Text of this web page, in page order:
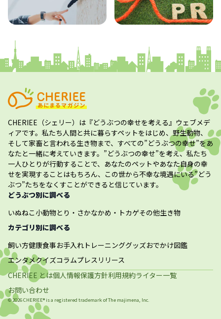
CHERIEE（シェリー） は『どうぶつの幸せを考える』ウェブメデ
ィアです。私たち人間と共に暮らすペットをはじめ、野生動物、
そして家畜と言われる生き物まで、すべての”どうぶつの幸せ”をあ
なたと一緒に考えていきます。”どうぶつの幸せ”を考え、私たち
一人ひとりが行動することで、あなたのペットやあなた自身の幸
せを実現することはもちろん、この世から不幸な境遇にいる”どう
ぶつ”たちをなくすことができると信じています。
どうぶつ別に調べる
いぬねこ小動物とり・さかなかめ・トカゲその他生き物
カテゴリ別に調べる
飼い方健康食事お手入れ トレーニンググッズおでかけ図鑑
エンタメクイズコラムプレスリリース
CHERIEE とは個人情報保護方針利用規約ライター一覧
お問い合わせ
©2026CHERIEE® is a registered trademark of The majimena, Inc.